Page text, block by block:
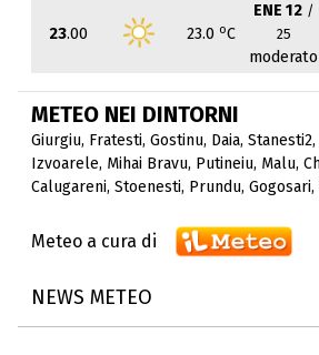
23.00 23.0 oC
ENE 12 /
25
moderato
METEO NEI DINTORNI
Giurgiu, Fratesti, Gostinu, Daia, Stanesti2,
Izvoarele, Mihai Bravu, Putineiu, Malu,
Calugareni, Stoenesti, Prundu, Gogosari,
Meteo a cura di
NEWS METEO